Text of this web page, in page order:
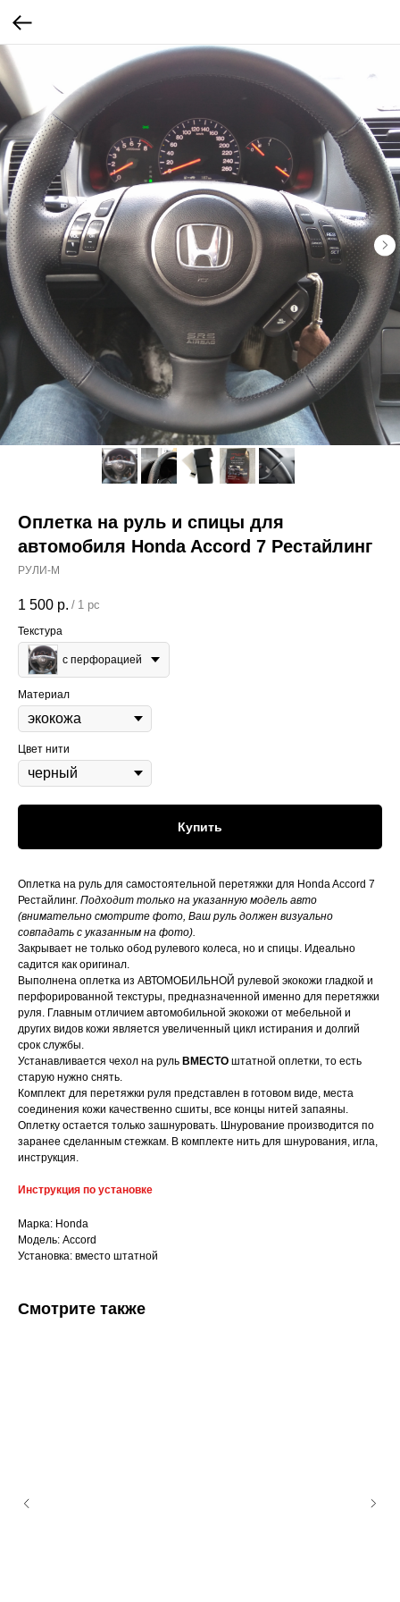
Оплетка на руль и спицы для
автомобиля Honda Accord 7 Рестайлинг
РУЛИ-М
1 500 р. / 1 pc
Текстура
с перфорацией
Материал
Цвет нити
Купить
Оплетка на руль для самостоятельной перетяжки для Honda Accord 7
Рестайлинг. Подходит только на указанную модель авто
(внимательно смотрите фото, Ваш руль должен визуально
совпадать с указанным на фото).
Закрывает не только обод рулевого колеса, но и спицы. Идеально
садится как оригинал.
Выполнена оплетка из АВТОМОБИЛЬНОЙ рулевой экокожи гладкой и
перфорированной текстуры, предназначенной именно для перетяжки
руля. Главным отличием автомобильной экокожи от мебельной и
других видов кожи является увеличенный цикл истирания и долгий
срок службы.
Устанавливается чехол на руль ВМЕСТО штатной оплетки, то есть
старую нужно снять.
Комплект для перетяжки руля представлен в готовом виде, места
соединения кожи качественно сшиты, все концы нитей запаяны.
Оплетку остается только зашнуровать. Шнурование производится по
заранее сделанным стежкам. В комплекте нить для шнурования, игла,
инструкция.
Инструкция по установке
Марка: Honda
Модель: Accord
Установка: вместо штатной
Смотрите также